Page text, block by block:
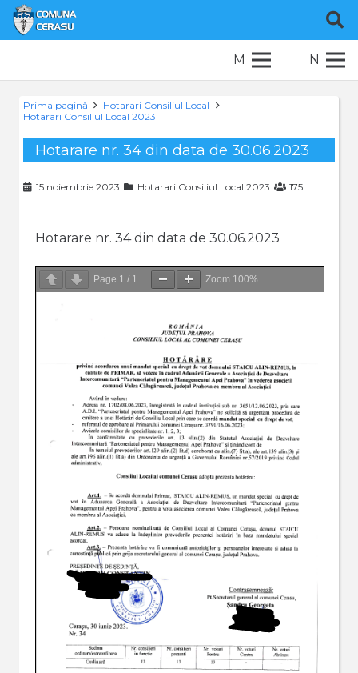
M N
Prima pagină
Hotarari Consiliul Local
Hotarari Consiliul Local 2023
Hotarare nr. 34 din data de 30.06.2023
15 noiembrie 2023 Hotarari Consiliul Local 2023 175
Hotarare nr. 34 din data de 30.06.2023
Page 1 / 1 Zoom 100%